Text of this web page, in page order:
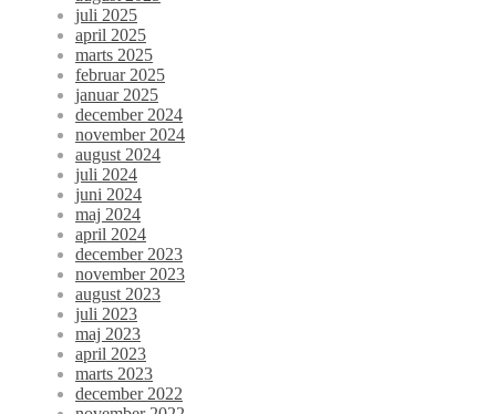
juli 2025
april 2025
marts 2025
februar 2025
januar 2025
december 2024
november 2024
august 2024
juli 2024
juni 2024
maj 2024
april 2024
december 2023
november 2023
august 2023
juli 2023
maj 2023
april 2023
marts 2023
december 2022